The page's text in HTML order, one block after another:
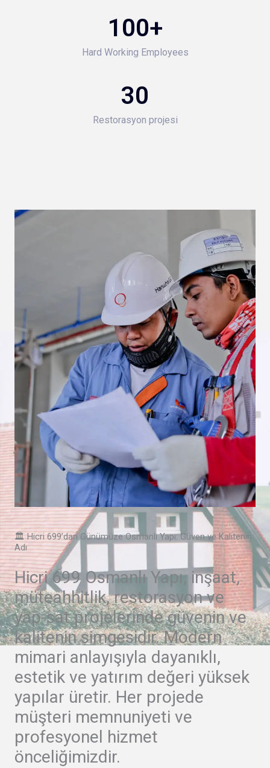
Hard Working Employees
100+
Restorasyon projesi
30
🏛️ Hicri 699’dan Günümüze Osmanlı Yapı: Güven ve Kalitenin
Adı
Hicri 699 Osmanlı Yapı, inşaat,
müteahhitlik, restorasyon ve
yap-sat projelerinde güvenin ve
kalitenin simgesidir. Modern
mimari anlayışıyla dayanıklı,
estetik ve yatırım değeri yüksek
yapılar üretir. Her projede
müşteri memnuniyeti ve
profesyonel hizmet
önceliğimizdir.